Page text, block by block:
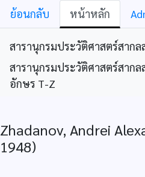
ย้อนกลับ หน้าหลัก
สารานุกรมประวัติศาสตร์สาก
สารานุกรมประวัติศาสตร์สาก
อักษร T-Z
Zhadanov, Andrei
1948)